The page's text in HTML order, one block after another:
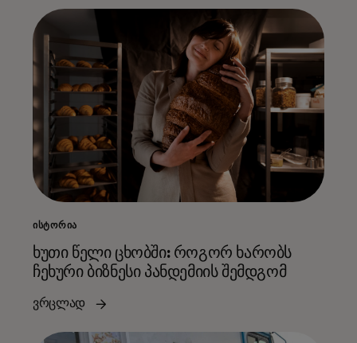
ᲘᲡᲢᲝᲠᲘᲐ
ხუთი წელი ცხობში: როგორ ხარობს
ჩეხური ბიზნესი პანდემიის შემდგომ
ვრცლად